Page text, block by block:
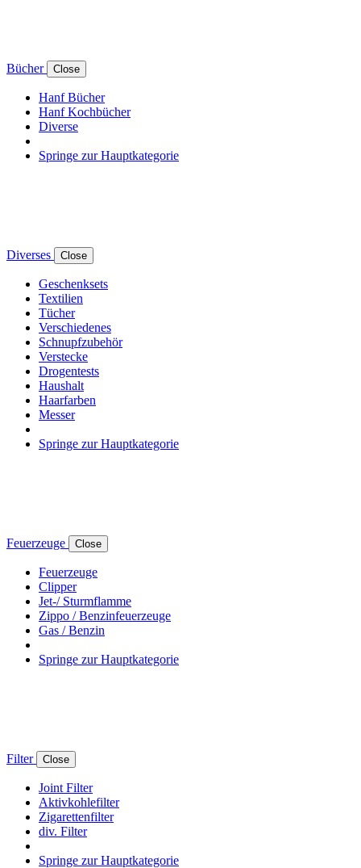
Bücher Close
Hanf Bücher
Hanf Kochbücher
Diverse
Springe zur Hauptkategorie
Diverses Close
Geschenksets
Textilien
Tücher
Verschiedenes
Schnupfzubehör
Verstecke
Drogentests
Haushalt
Haarfarben
Messer
Springe zur Hauptkategorie
Feuerzeuge Close
Feuerzeuge
Clipper
Jet-/ Sturmflamme
Zippo / Benzinfeuerzeuge
Gas / Benzin
Springe zur Hauptkategorie
Filter Close
Joint Filter
Aktivkohlefilter
Zigarettenfilter
div. Filter
Springe zur Hauptkategorie